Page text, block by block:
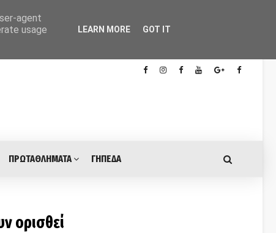
ΠΡΩΤΑΘΛΗΜΑΤΑ ΓΗΠΕΔΑ
ορισθεί
agent
usage
LEARN MORE GOT IT